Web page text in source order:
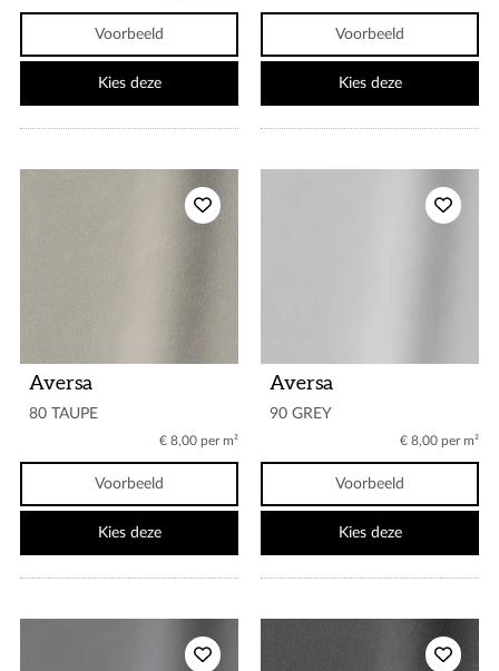
Voorbeeld
Kies deze
Voorbeeld
Kies deze
Aversa
80 TAUPE
€ 8,00 per m²
Voorbeeld
Kies deze
Aversa
90 GREY
€ 8,00 per m²
Voorbeeld
Kies deze